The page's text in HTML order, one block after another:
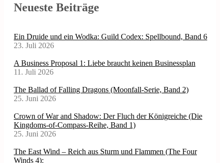
Neueste Beiträge
Ein Druide und ein Wodka: Guild Codex: Spellbound, Band 6
23. Juli 2026
A Business Proposal 1: Liebe braucht keinen Businessplan
11. Juli 2026
The Ballad of Falling Dragons (Moonfall-Serie, Band 2)
25. Juni 2026
Crown of War and Shadow: Der Fluch der Königreiche (Die
Kingdoms-of-Compass-Reihe, Band 1)
25. Juni 2026
The East Wind – Reich aus Sturm und Flammen (The Four
Winds 4):